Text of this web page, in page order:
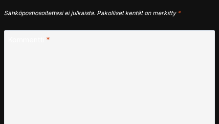
Sähköpostiosoitettasi ei julkaista. Pakolliset kentät on merkitty *
*